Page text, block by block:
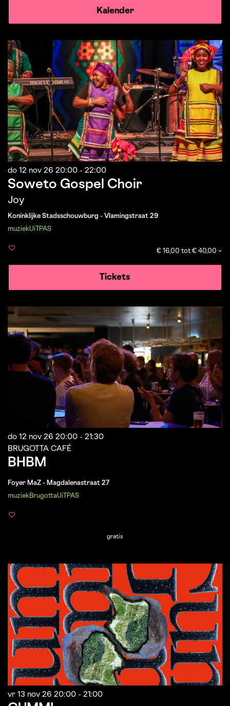
Kalender
Soweto Gospel Choir
Joy
do 12 nov 26 20:00 - 22:00
Koninklijke Stadsschouwburg - Vlamingstraat 29
muziekUiTPAS
€ 16,00 tot € 40,00
Tickets
BHBM
BRUGOTTA CAFÉ
do 12 nov 26 20:00 - 21:30
Foyer MaZ - Magdalenastraat 27
muziekBrugottaUiTPAS
gratis
vr 13 nov 26 20:00 - 21:00